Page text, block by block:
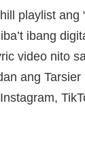
playlist ang
ibang
video nito
ang Tarsier